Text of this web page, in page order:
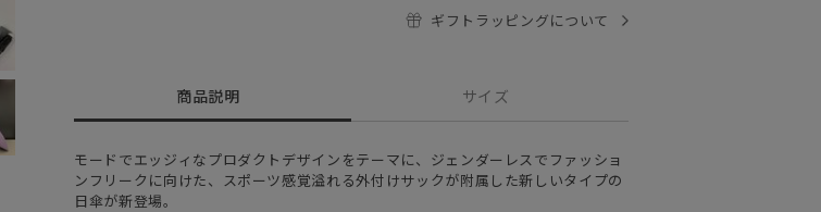
ギフトラッピングについて
商品説明 サイズ
モードでエッジィなプロダクトデザインをテーマに、ジェンダーレスでファッショ
ンフリークに向けた、スポーツ感覚溢れる外付けサックが附属した新しいタイプの
日傘が新登場。